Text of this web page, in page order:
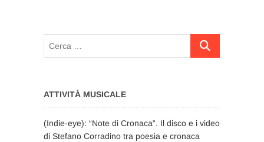
Cerca
ATTIVITÀ MUSICALE
(Indie-eye): “Note di Cronaca”. Il disco e i video
di Stefano Corradino tra poesia e cronaca